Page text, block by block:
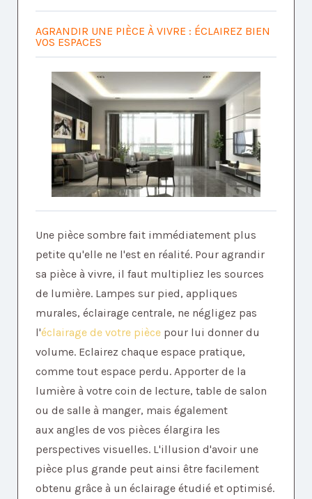
AGRANDIR UNE PIÈCE À VIVRE : ÉCLAIREZ BIEN
VOS ESPACES
Une pièce sombre fait immédiatement plus
petite qu'elle ne l'est en réalité. Pour agrandir
sa pièce à vivre, il faut multipliez les sources
de lumière. Lampes sur pied, appliques
murales, éclairage centrale, ne négligez pas
l'éclairage de votre pièce pour lui donner du
volume. Eclairez chaque espace pratique,
comme tout espace perdu. Apporter de la
lumière à votre coin de lecture, table de salon
ou de salle à manger, mais également
aux angles de vos pièces élargira les
perspectives visuelles. L'illusion d'avoir une
pièce plus grande peut ainsi être facilement
obtenu grâce à un éclairage étudié et optimisé.